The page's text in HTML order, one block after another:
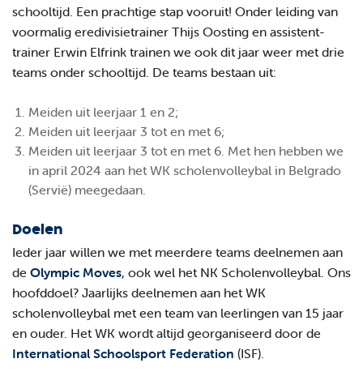
schooltijd. Een prachtige stap vooruit! Onder leiding van
voormalig eredivisietrainer Thijs Oosting en assistent-
trainer Erwin Elfrink trainen we ook dit jaar weer met drie
teams onder schooltijd. De teams bestaan uit:
Meiden uit leerjaar 1 en 2;
Meiden uit leerjaar 3 tot en met 6;
Meiden uit leerjaar 3 tot en met 6. Met hen hebben we
in april 2024 aan het WK scholenvolleybal in Belgrado
(Servië) meegedaan.
Doelen
Ieder jaar willen we met meerdere teams deelnemen aan
de Olympic Moves, ook wel het NK Scholenvolleybal. Ons
hoofddoel? Jaarlijks deelnemen aan het WK
scholenvolleybal met een team van leerlingen van 15 jaar
en ouder. Het WK wordt altijd georganiseerd door de
International Schoolsport Federation (ISF).